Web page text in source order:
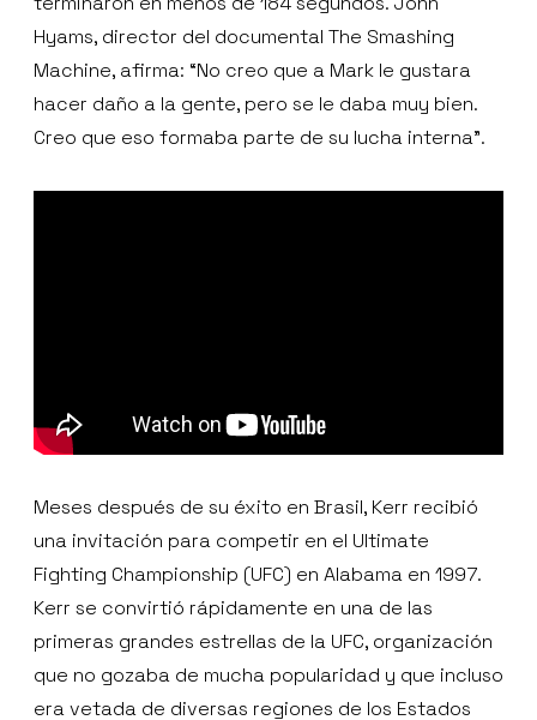
Hyams, director del documental The Smashing
Machine, afirma: “No creo que a Mark le gustara
hacer daño a la gente, pero se le daba muy bien.
Creo que eso formaba parte de su lucha interna”.
Meses después de su éxito en Brasil, Kerr recibió
una invitación para competir en el Ultimate
Fighting Championship (UFC) en Alabama en 1997.
Kerr se convirtió rápidamente en una de las
primeras grandes estrellas de la UFC, organización
que no gozaba de mucha popularidad y que incluso
era vetada de diversas regiones de los Estados